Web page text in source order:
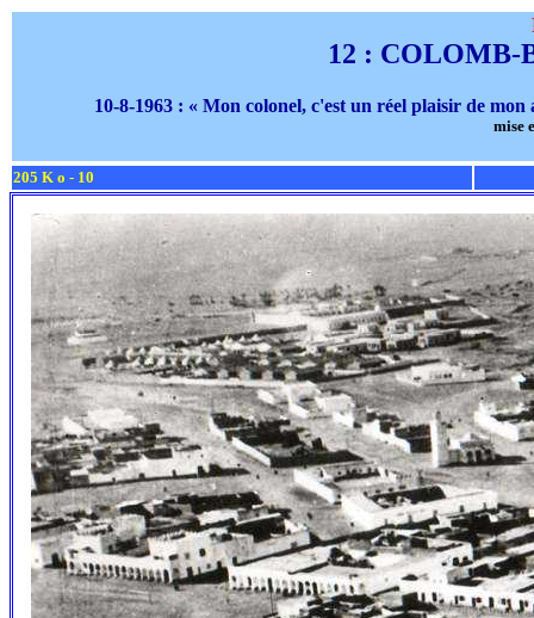
12 : COLOMB-
10-8-1963 : « Mon colonel, c'est un réel plaisir de
mise
205 K o - 10